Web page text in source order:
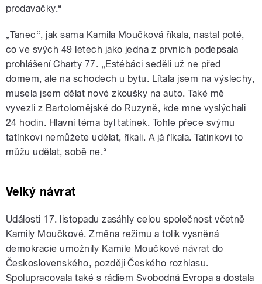
prodavačky.“
„Tanec“, jak sama Kamila Moučková říkala, nastal poté,
co ve svých 49 letech jako jedna z prvních podepsala
prohlášení Charty 77. „Estébáci seděli už ne před
domem, ale na schodech u bytu. Lítala jsem na výslechy,
musela jsem dělat nové zkoušky na auto. Také mě
vyvezli z Bartolomějské do Ruzyně, kde mne vyslýchali
24 hodin. Hlavní téma byl tatínek. Tohle přece svýmu
tatínkovi nemůžete udělat, říkali. A já říkala. Tatínkovi to
můžu udělat, sobě ne.“
Velký návrat
Události 17. listopaduzasáhly celou společnost včetně
Kamily Moučkové. Změna režimu a tolik vysněná
demokracie umožnily Kamile Moučkové návrat do
Československého, později Českého rozhlasu.
Spolupracovala také s rádiem Svobodná Evropa a dostala